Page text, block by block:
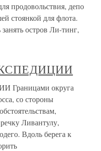
продовольствия, депо
стоянкой для флота.
остров Ли-тинг,
округа
со стороны
Ливантулу,
Вдоль берега к